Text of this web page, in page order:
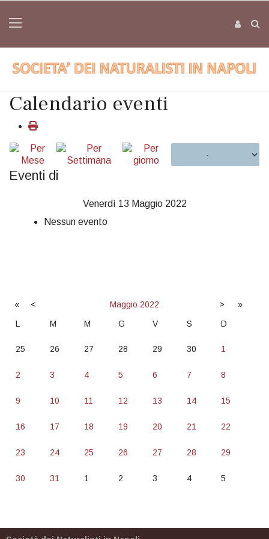
Calendario eventi
Eventi di
Venerdì 13 Maggio 2022
Nessun evento
« < Maggio 2022 >
»
L
M M G V S D
25 26 27 28 29 30 1
2 3 4 5 6 7 8
9 10 11 12 13 14 15
16 17 18 19 20 21 22
23 24 25 26 27 28 29
30 31 1 2 3 4 5